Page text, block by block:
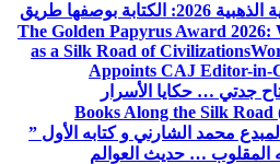
جائزة البردية الذهبية 2026: الكتابة بوصفها طريق
The Golden Papyrus Award 2026:
as a Silk Road of Civilizations
Appoints CAJ Editor-in-
جدتي … حكايا الأسرار
Books Along the Silk Road
محمد الشارني و كتابه الأول ”
المقلوب … حديث العوالم